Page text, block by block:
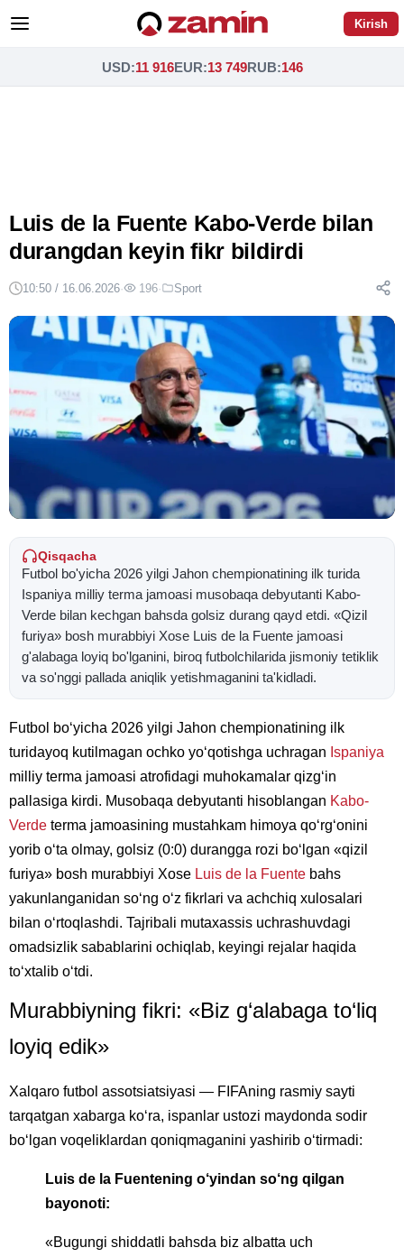
Kirish
USD:11 916EUR:13 749RUB:146
Luis de la Fuente Kabo-Verde bilan
durangdan keyin fikr bildirdi
10:50 / 16.06.2026· 196· Sport
Qisqacha
Futbol bo'yicha 2026 yilgi Jahon chempionatining ilk turida
Ispaniya milliy terma jamoasi musobaqa debyutanti Kabo-
Verde bilan kechgan bahsda golsiz durang qayd etdi. «Qizil
furiya» bosh murabbiyi Xose Luis de la Fuente jamoasi
g'alabaga loyiq bo'lganini, biroq futbolchilarida jismoniy tetiklik
va so'nggi pallada aniqlik yetishmaganini ta'kidladi.
Futbol bo‘yicha 2026 yilgi Jahon chempionatining ilk
turidayoq kutilmagan ochko yo‘qotishga uchragan Ispaniya
milliy terma jamoasi atrofidagi muhokamalar qizg‘in
pallasiga kirdi. Musobaqa debyutanti hisoblangan Kabo-
Verde terma jamoasining mustahkam himoya qo‘rg‘onini
yorib o‘ta olmay, golsiz (0:0) durangga rozi bo‘lgan «qizil
furiya» bosh murabbiyi Xose Luis de la Fuente bahs
yakunlanganidan so‘ng o‘z fikrlari va achchiq xulosalari
bilan o‘rtoqlashdi. Tajribali mutaxassis uchrashuvdagi
omadsizlik sabablarini ochiqlab, keyingi rejalar haqida
to‘xtalib o‘tdi.
Murabbiyning fikri: «Biz g‘alabaga to‘liq
loyiq edik»
Xalqaro futbol assotsiatsiyasi — FIFAning rasmiy sayti
tarqatgan xabarga ko‘ra, ispanlar ustozi maydonda sodir
bo‘lgan voqeliklardan qoniqmaganini yashirib o‘tirmadi:
Luis de la Fuentening o‘yindan so‘ng qilgan
bayonoti:
«Bugungi shiddatli bahsda biz albatta uch